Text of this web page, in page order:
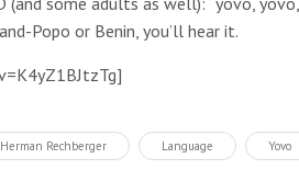
Popo or Benin, you’ll hear it.
Herman Rechberger Language Yovo